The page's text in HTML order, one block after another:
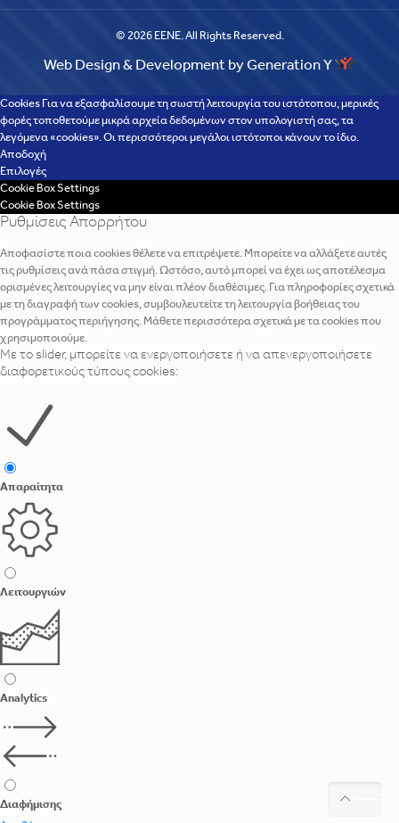
© 2026 EENE. All Rights Reserved.
Web Design & Development by Generation Y
Cookies Για να εξασφαλίσουμε τη σωστή λειτουργία του ιστότοπου, μερικές
φορές τοποθετούμε μικρά αρχεία δεδομένων στον υπολογιστή σας, τα
λεγόμενα «cookies». Οι περισσότεροι μεγάλοι ιστότοποι κάνουν το ίδιο.
Αποδοχή
Επιλογές
Cookie Box Settings
Cookie Box Settings
Ρυθμίσεις Απορρήτου
Αποφασίστε ποια cookies θέλετε να επιτρέψετε. Μπορείτε να αλλάξετε αυτές
τις ρυθμίσεις ανά πάσα στιγμή. Ωστόσο, αυτό μπορεί να έχει ως αποτέλεσμα
ορισμένες λειτουργίες να μην είναι πλέον διαθέσιμες. Για πληροφορίες σχετικά
με τη διαγραφή των cookies, συμβουλευτείτε τη λειτουργία βοήθειας του
προγράμματος περιήγησης. Μάθετε περισσότερα σχετικά με τα cookies που
χρησιμοποιούμε.
Με το slider, μπορείτε να ενεργοποιήσετε ή να απενεργοποιήσετε
διαφορετικούς τύπους cookies:
Απαραίτητα
Λειτουργιών
Analytics
Διαφήμισης